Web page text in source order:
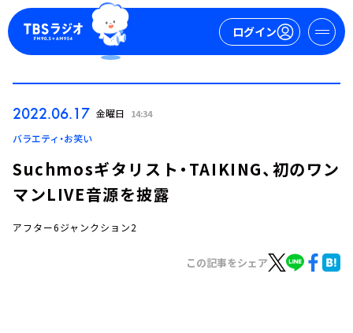
ログイン
ログイン
2022.06.17 金曜日 14:34
バラエティ・お笑い
Suchmosギタリスト・TAIKING、初のワン
マンLIVE音源を披露
アフター6ジャンクション2
この記事をシェア